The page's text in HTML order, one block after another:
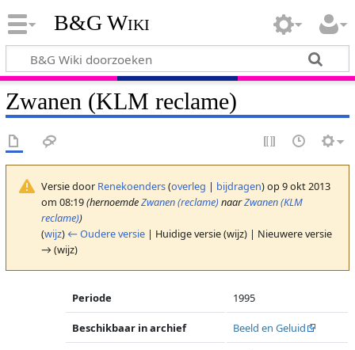
B&G Wiki
Zwanen (KLM reclame)
Versie door Renekoenders(overleg | bijdragen)op 9 okt 2013
om 08:19(hernoemdeZwanen (reclame)naarZwanen (KLM
reclame))
(wijz) ← Oudere versie| Huidige versie (wijz) | Nieuwere versie
→ (wijz)
Periode 1995
Beschikbaar in archief Beeld en Geluid